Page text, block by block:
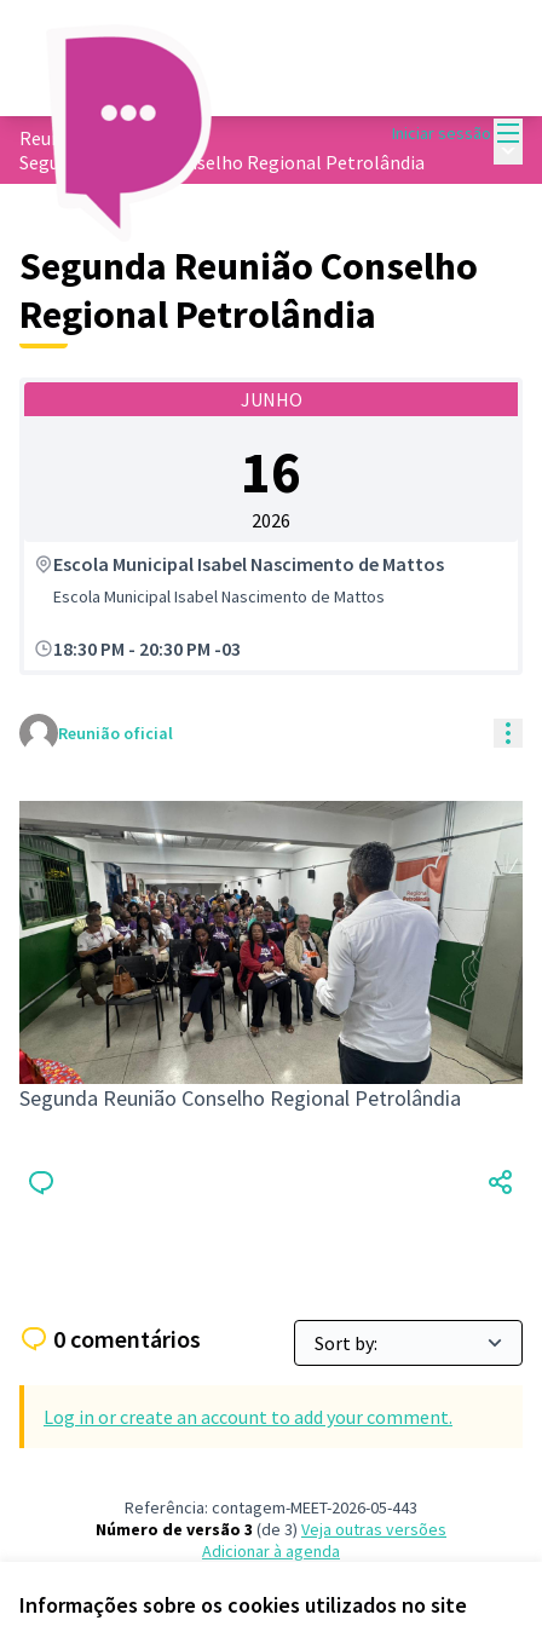
Informações sobre os cookies utilizados no site
Iniciar sessão
Reuniões
Segunda Reunião Conselho Regional Petrolândia
Segunda Reunião Conselho
Regional Petrolândia
JUNHO
16
2026
Escola Municipal Isabel Nascimento de Mattos
Escola Municipal Isabel Nascimento de Mattos
18:30 PM - 20:30 PM -03
Reunião oficial
Segunda Reunião Conselho Regional Petrolândia
0 comentários
Log in or create an account to add your comment.
Referência: contagem-MEET-2026-05-443
Número de versão 3 (de 3)
veja outras versões
Adicionar à agenda